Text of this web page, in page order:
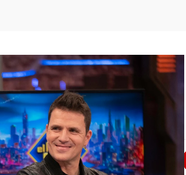
en plena gira
anécdota de carretera que terminó
improvisado “invento”.
WhatsappFacebook